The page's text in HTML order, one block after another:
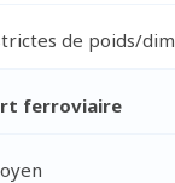
de poids/
ferroviaire